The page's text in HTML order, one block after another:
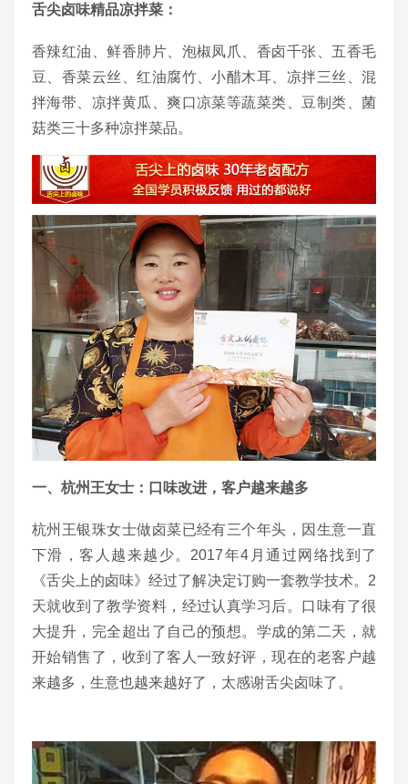
舌尖卤味精品凉拌菜：
香辣红油、鲜香肺片、泡椒凤爪、香卤千张、五香毛
豆、香菜云丝、红油腐竹、小醋木耳、凉拌三丝、混
拌海带、凉拌黄瓜、爽口凉菜等蔬菜类、豆制类、菌
菇类三十多种凉拌菜品。
一、杭州王女士：口味改进，客户越来越多
杭州王银珠女士做卤菜已经有三个年头，因生意一直
下滑，客人越来越少。2017年4月通过网络找到了
《舌尖上的卤味》经过了解决定订购一套教学技术。2
天就收到了教学资料，经过认真学习后。口味有了很
大提升，完全超出了自己的预想。学成的第二天，就
开始销售了，收到了客人一致好评，现在的老客户越
来越多，生意也越来越好了，太感谢舌尖卤味了。